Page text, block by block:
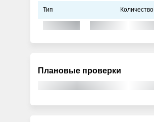
Тип Количество
Плановые проверки